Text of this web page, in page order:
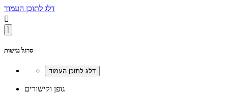
דלג לתוכן העמוד

סרגל נגישות
גופן וקישורים